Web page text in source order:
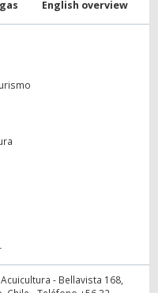
English overview
- Bellavista 168,